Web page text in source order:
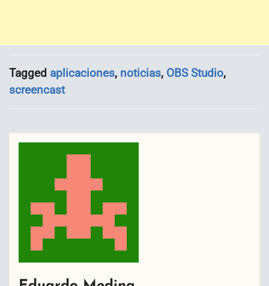
Tagged aplicaciones, noticias, OBS Studio,
screencast